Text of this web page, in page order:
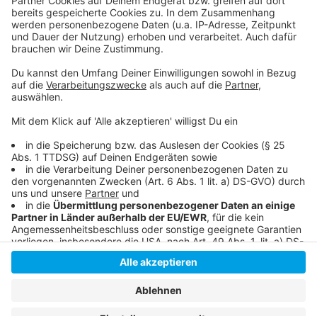
Wann sind die Sternsinger wo?
Mehr News aus der Stadt
Auch 2024 waren die Sternsinger unterwegs:
Anzeige